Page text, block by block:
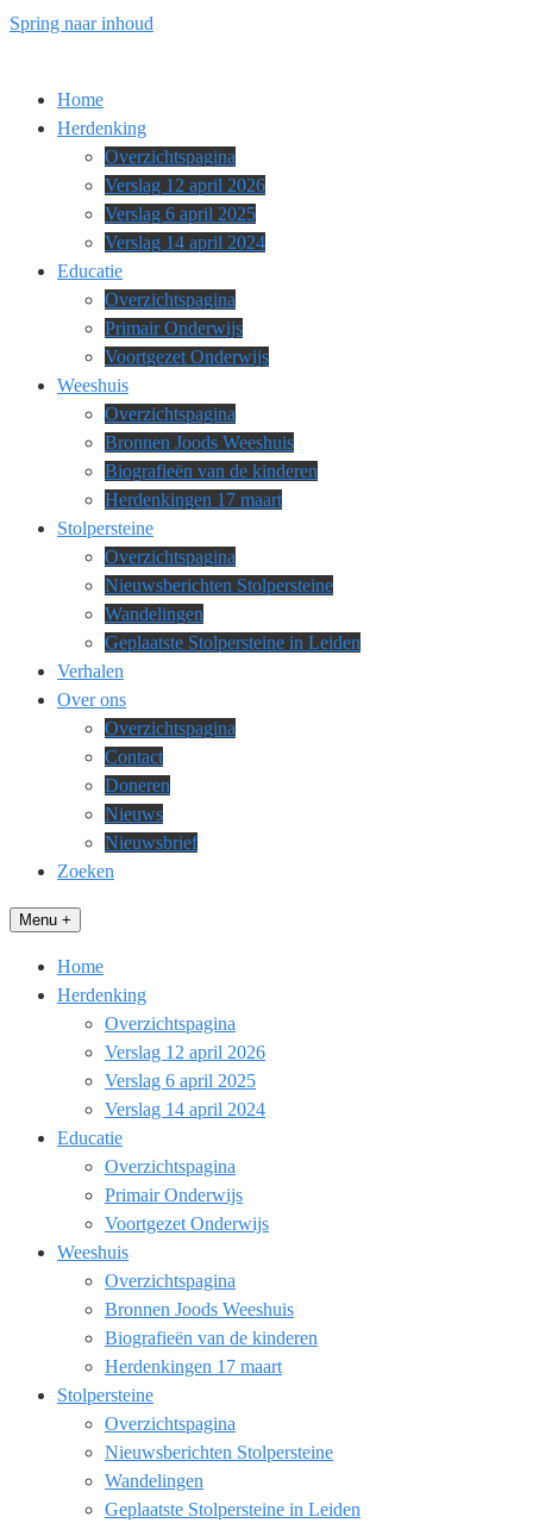
Spring naar inhoud
Home
Herdenking
Overzichtspagina
Verslag 12 april 2026
Verslag 6 april 2025
Verslag 14 april 2024
Educatie
Overzichtspagina
Primair Onderwijs
Voortgezet Onderwijs
Weeshuis
Overzichtspagina
Bronnen Joods Weeshuis
Biografieën van de kinderen
Herdenkingen 17 maart
Stolpersteine
Overzichtspagina
Nieuwsberichten Stolpersteine
Wandelingen
Geplaatste Stolpersteine in Leiden
Verhalen
Over ons
Overzichtspagina
Contact
Doneren
Nieuws
Nieuwsbrief
Zoeken
Menu +
Home
Herdenking
Overzichtspagina
Verslag 12 april 2026
Verslag 6 april 2025
Verslag 14 april 2024
Educatie
Overzichtspagina
Primair Onderwijs
Voortgezet Onderwijs
Weeshuis
Overzichtspagina
Bronnen Joods Weeshuis
Biografieën van de kinderen
Herdenkingen 17 maart
Stolpersteine
Overzichtspagina
Nieuwsberichten Stolpersteine
Wandelingen
Geplaatste Stolpersteine in Leiden